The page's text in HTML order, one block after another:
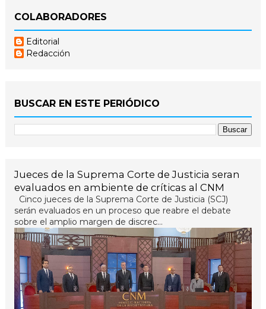
COLABORADORES
Editorial
Redacción
BUSCAR EN ESTE PERIÓDICO
Jueces de la Suprema Corte de Justicia seran
evaluados en ambiente de críticas al CNM
Cinco jueces de la Suprema Corte de Justicia (SCJ)
serán evaluados en un proceso que reabre el debate
sobre el amplio margen de discrec...